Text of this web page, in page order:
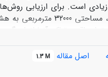
است. برای ارزیابی
نمونه‌برداری شد. در هر قطعه، با شمارش پایه‌های
شد. روش‌های برآورد
منظم و ترانسکت متغیر در
اصل مقاله 1.3 M